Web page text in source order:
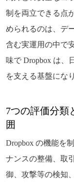
制を両立できる点
められるのは、デ
含む実運用の中で
味で Dropbox は、
を支える基盤にな
7つの評価分類
囲
Dropbox の機能を
ナンスの整備、取
御、攻撃等の検知